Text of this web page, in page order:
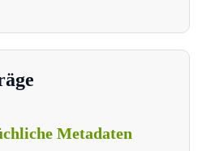
Metadaten